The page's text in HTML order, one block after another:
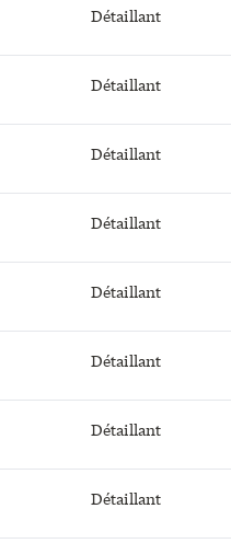
Détaillant
Détaillant
Détaillant
Détaillant
Détaillant
Détaillant
Détaillant
Détaillant